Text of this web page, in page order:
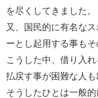
を尽くしてきました。
又、国民的に有名な
ーとし起用する事もそ
こうした中、借り入
払戻す事が困難な人も
そうしたひとは一般